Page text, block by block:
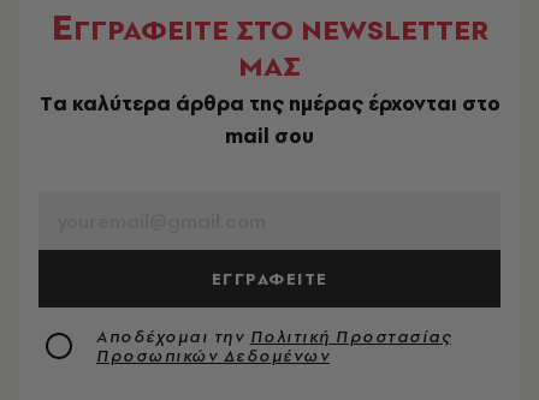
ΕΓΓΡΑΦΕΙΤΕ ΣΤΟ NEWSLETTER
ΜΑΣ
Tα καλύτερα άρθρα της ημέρας έρχονται στο
mail σου
ΕΓΓΡΑΦΕΙΤΕ
Αποδέχομαι την Πολιτική Προστασίας
Προσωπικών Δεδομένων